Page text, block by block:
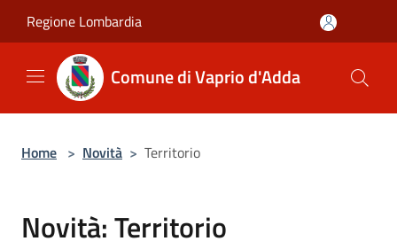
Regione Lombardia
Comune di Vaprio d'Adda
Home > Novità > Territorio
Novità: Territorio